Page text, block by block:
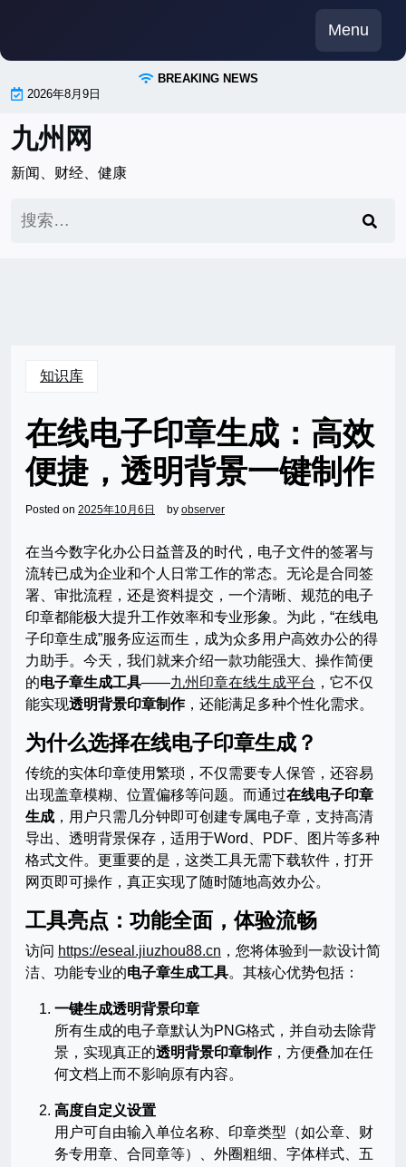
content
Menu
BREAKING NEWS
2026年8月9日
九州网
新闻、财经、健康
索：
知识库
在线电子印章生成：高效
便捷，透明背景一键制作
Posted on 2025年10月6日 by observer
在当今数字化办公日益普及的时代，电子文件的签署与
流转已成为企业和个人日常工作的常态。无论是合同签
署、审批流程，还是资料提交，一个清晰、规范的电子
印章都能极大提升工作效率和专业形象。为此，“在线电
子印章生成”服务应运而生，成为众多用户高效办公的得
力助手。今天，我们就来介绍一款功能强大、操作简便
的电子章生成工具——九州印章在线生成平台 ，它不仅
能实现透明背景印章制作，还能满足多种个性化需求。
为什么选择在线电子印章生成？
传统的实体印章使用繁琐，不仅需要专人保管，还容易
出现盖章模糊、位置偏移等问题。而通过在线电子印章
生成 ，用户只需几分钟即可创建专属电子章，支持高清
导出、透明背景保存，适用于Word、PDF、图片等多种
格式文件。更重要的是，这类工具无需下载软件，打开
网页即可操作，真正实现了随时随地高效办公。
工具亮点：功能全面，体验流畅
访问 https://eseal.jiuzhou88.cn ，您将体验到一款设计简
洁、功能专业的电子章生成工具。其核心优势包括：
一键生成透明背景印章
所有生成的电子章默认为PNG格式，并自动去除背
景，实现真正的透明背景印章制作，方便叠加在任
何文档上而不影响原有内容。
高度自定义设置
用户可自由输入单位名称、印章类型（如公章、财
务专用章、合同章等）、外圈粗细、字体样式、五